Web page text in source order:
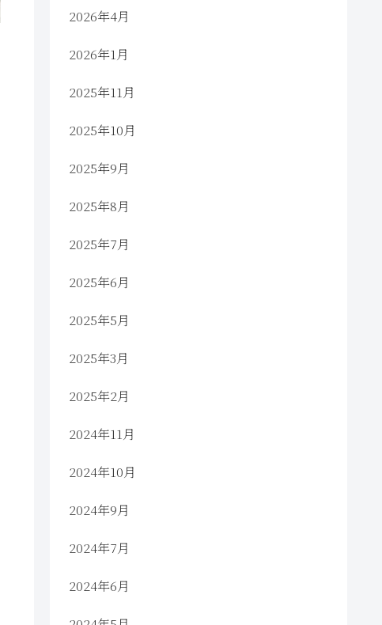
2026年4月
2026年1月
2025年11月
2025年10月
2025年9月
2025年8月
2025年7月
2025年6月
2025年5月
2025年3月
2025年2月
2024年11月
2024年10月
2024年9月
2024年7月
2024年6月